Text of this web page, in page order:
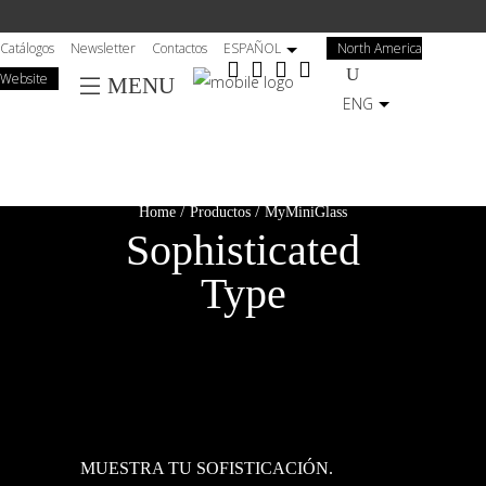
al
contenuto
Catálogos Newsletter Contactos ESPAÑOL
North America
Website
MENU
ENG
Home/Productos/MyMiniGlass
Sophisticated
Type
MUESTRA TU SOFISTICACIÓN.